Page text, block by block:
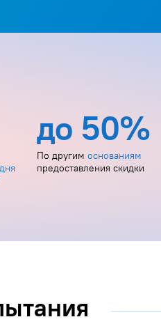
до 50%
По другим основаниям
предоставления скидки